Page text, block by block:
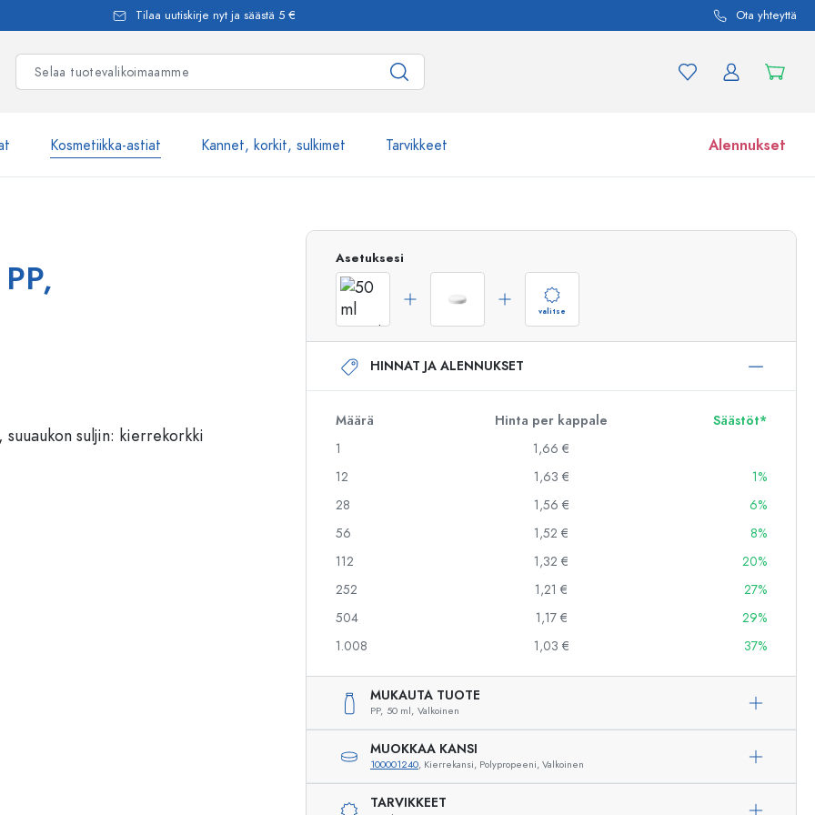
Tilaa uutiskirje nyt ja säästä 5 € Ota yhteyttä
Kosmetiikka-astiat Kannet, korkit, sulkimet Tarvikkeet Alennukset
Airless-pumppupullot
Roll-on-pullot
Puristuspullot
Säilytyspullot
Ginipullot
Joulupullot
Koristeelliset pullot
Käymisastiat
Lasipurkit
Osta nyt
Asetuksesi
valitse
HINNAT JA ALENNUKSET
Määrä Hinta per kappale
Säästöt*
1
1,66 €
12
1,63 €
1%
28
1,56 €
6%
56
1,52 €
8%
112
1,32 €
20%
252
1,21 €
27%
504
1,17 €
29%
1.008
1,03 € 37%
MUKAUTA TUOTE
PP, 50 ml, Valkoinen
MUOKKAA KANSI
100001240, Kierrekansi, Polypropeeni, Valkoinen
TARVIKKEET